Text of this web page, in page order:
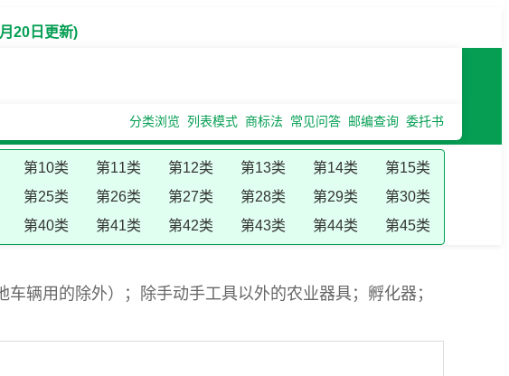
20日更新)
分类浏览 列表模式 商标法 常见问答 邮编查询 委托书
第10类 第11类 第12类 第13类 第14类
第15类
第25类 第26类 第27类 第28类 第29类
第30类
第40类 第41类 第42类 第43类 第44类 第45类
辆用的除外）；除手动手工具以外的农业器具；孵化器；